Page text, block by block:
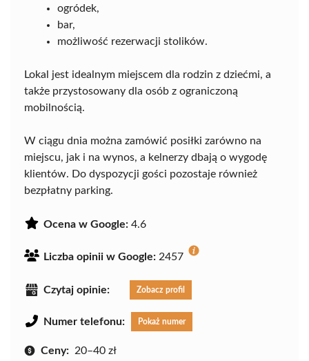
ogródek,
bar,
możliwość rezerwacji stolików.
Lokal jest idealnym miejscem dla rodzin z dziećmi, a
także przystosowany dla osób z ograniczoną
mobilnością.
W ciągu dnia można zamówić posiłki zarówno na
miejscu, jak i na wynos, a kelnerzy dbają o wygodę
klientów. Do dyspozycji gości pozostaje również
bezpłatny parking.
Ocena w Google: 4.6
Liczba opinii w Google: 2457
Czytaj opinie: Zobacz profil
Numer telefonu: Pokaż numer
Ceny: 20–40 zł